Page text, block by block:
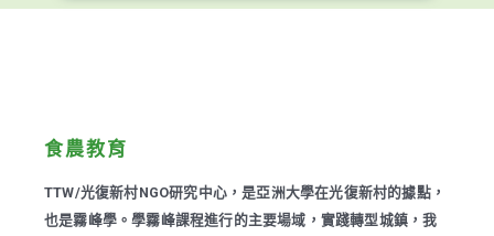
食農教育
TTW/光復新村NGO研究中心，是亞洲大學在光復新村的據點，
也是霧峰學。學霧峰課程進行的主要場域，實踐轉型城鎮，我